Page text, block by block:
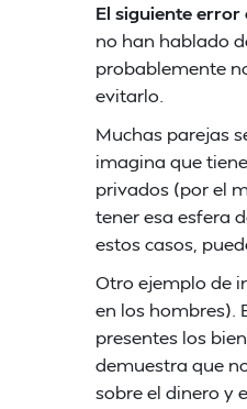
El siguiente
no han hablado
probablemente
evitarlo.
Muchas parejas
imagina que
privados (por el
tener esa esfera
estos casos,
Otro ejemplo de
en los hombres).
presentes los
demuestra que
sobre el dinero y